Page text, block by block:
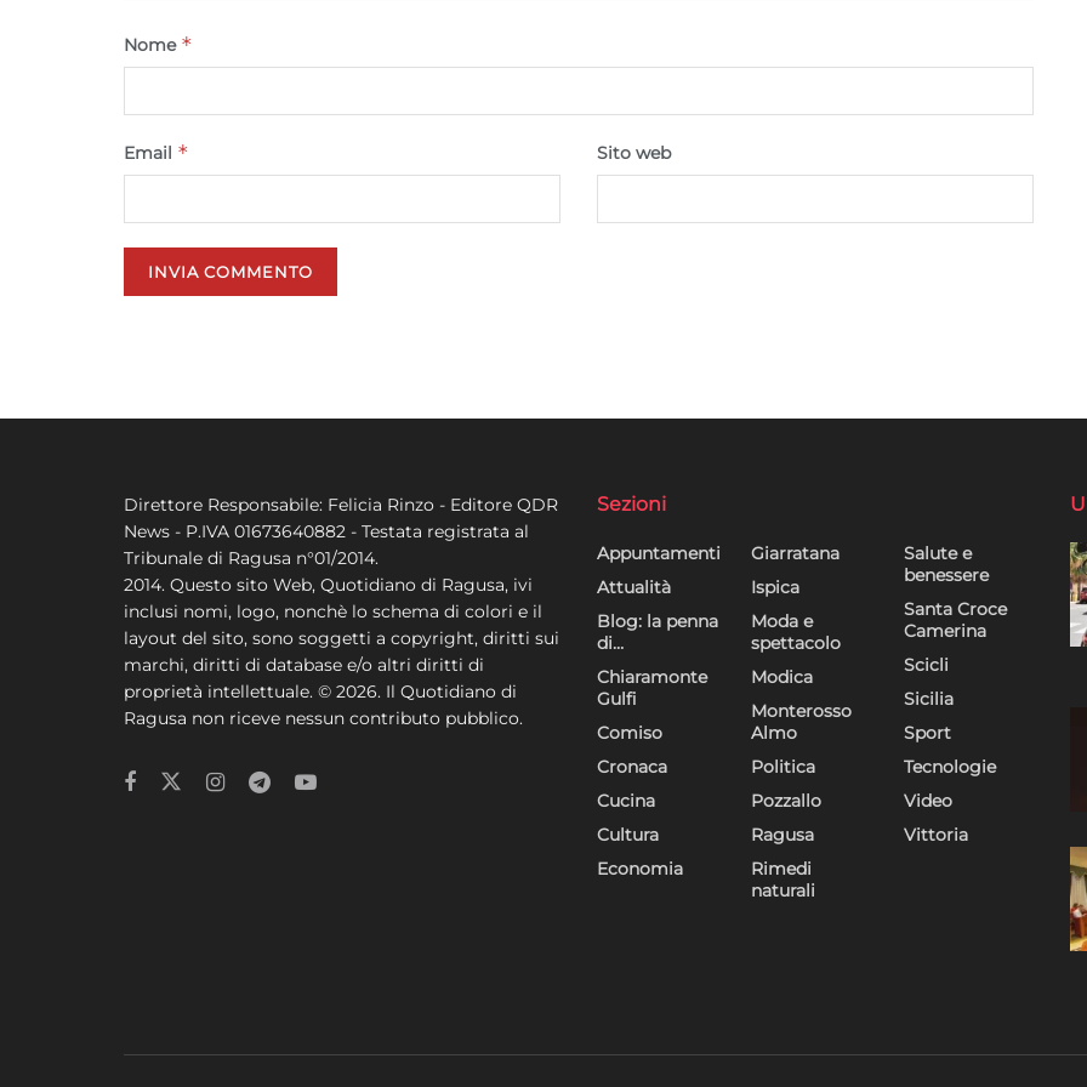
Nome *
Email * Sito web
Direttore Responsabile: Felicia Rinzo - Editore QDR
News - P.IVA 01673640882 - Testata registrata al
Tribunale di Ragusa n°01/2014.
2014. Questo sito Web, Quotidiano di Ragusa, ivi
inclusi nomi, logo, nonchè lo schema di colori e il
layout del sito, sono soggetti a copyright, diritti sui
marchi, diritti di database e/o altri diritti di
proprietà intellettuale. © 2026. Il Quotidiano di
Ragusa non riceve nessun contributo pubblico.
Sezioni
Appuntamenti
Attualità
Blog: la penna
di…
Chiaramonte
Gulfi
Comiso
Cronaca
Cucina
Cultura
Economia
Giarratana
Ispica
Moda e
spettacolo
Modica
Monterosso
Almo
Politica
Pozzallo
Ragusa
Rimedi
naturali
Salute e
benessere
Santa Croce
Camerina
Scicli
Sicilia
Sport
Tecnologie
Video
Vittoria